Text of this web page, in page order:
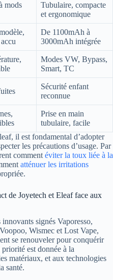
mods
Tubulaire, compacte
et ergonomique
De 1100mAh à
3000mAh intégrée
Modes VW, Bypass,
Smart, TC
Sécurité enfant
reconnue
Prise en main
tubulaire, facile
il est fondamental d’adopter
les précautions d’usage. Par
comment éviter la toux liée à la
atténuer les irritations
de Joyetech et Eleaf face aux
signés Vaporesso,
Wismec et Lost Vape,
se renouveler pour conquérir
est donnée à la
matériaux, et aux technologies
santé.